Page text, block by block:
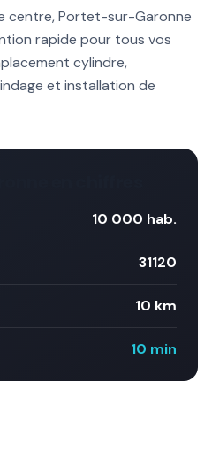
centre,Portet-sur-Garonne
rapide pour tous vos
cylindre,
et installation de
10 000 hab.
31120
10 km
10 min